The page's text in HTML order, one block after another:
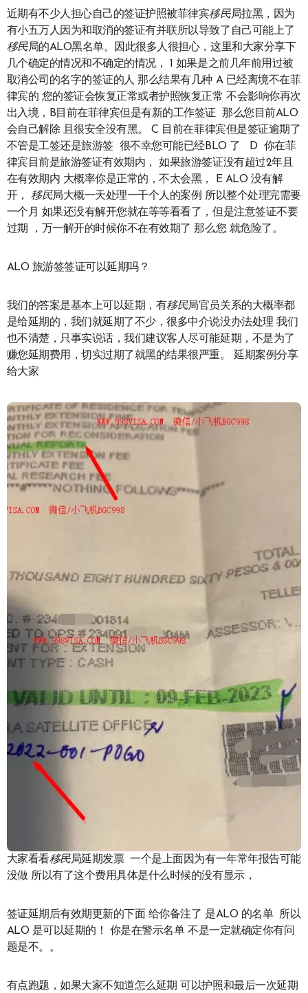
近期有不少人担心自己的签证护照被菲律宾移民局拉黑，因为
有小五万人因为和取消的签证有并联所以导致了自己可能上了
移民局的ALO黑名单。因此很多人很担心，这里和大家分享下
几个确定的情况和不确定的情况， 1 如果是之前几年前用过被
取消公司的名字的签证的人 那么结果有几种 A 已经离境不在菲
律宾的 您的签证会恢复正常或者护照恢复正常 不会影响你再次
出入境，B目前在菲律宾但是有新的工作签证 那么您目前ALO
会自己解除 且很安全没有黑。 C 目前在菲律宾但是签证逾期了
不管是工签还是旅游签 很不幸您可能已经BLO 了 D 你在菲
律宾目前是旅游签证有效期内， 如果旅游签证没有超过2年且
在有效期内 大概率你是正常的，不太会黑， E ALO 没有解
开，移民局大概一天处理一千个人的案例 所以整个处理完需要
一个月 如果还没有解开您就在等等看看了，但是注意签证不要
过期 ，万一解开的时候你不在有效期了 那么您 就危险了。
ALO 旅游签签证可以延期吗？
我们的答案是基本上可以延期，有移民局官员关系的大概率都
是给延期的，我们就延期了不少，很多中介说没办法处理 我们
也不清楚，只事实说话，我们建议客人尽可能延期，不是为了
赚您延期费用，切实过期了就黑的结果很严重。 延期案例分享
给大家
大家看看移民局延期发票 一个是上面因为有一年常年报告可能
没做 所以有了这个费用具体是什么时候的没有显示，
签证延期后有效期更新的下面 给你备注了 是ALO 的名单 所以
ALO 是可以延期的！ 你是在警示名单 不是一定就确定你有问
题是不。。
有点跑题，如果大家不知道怎么延期 可以护照和最后一次延期